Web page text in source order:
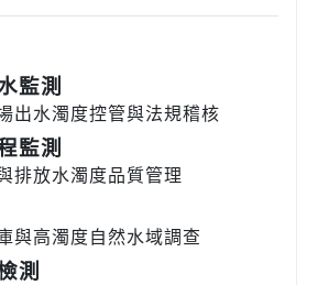
監測
出水濁度控管與法規稽核
監測
排放水濁度品質管理
與高濁度自然水域調查
測